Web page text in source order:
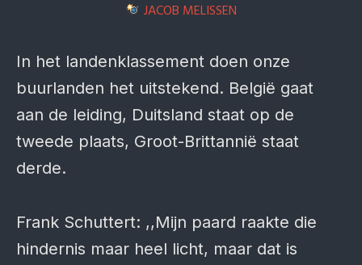
JACOB MELISSEN
In het landenklassement doen onze
buurlanden het uitstekend. België gaat
aan de leiding, Duitsland staat op de
tweede plaats, Groot-Brittannië staat
derde.
Frank Schuttert: ,,Mijn paard raakte die
hindernis maar heel licht, maar dat is